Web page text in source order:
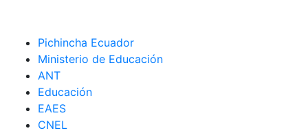
Pichincha Ecuador
Ministerio de Educación
ANT
Educación
EAES
CNEL